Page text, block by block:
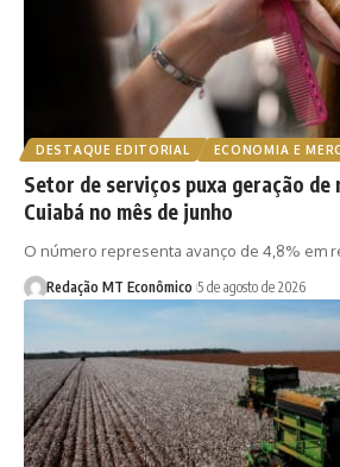
DESTAQUE EDITORIAL ECONOMIA E
Setor de serviços puxa geração de
Cuiabá no mês de junho
O número representa avanço de 4,8% em
Redação MT Econômico 5 de agosto de 2026